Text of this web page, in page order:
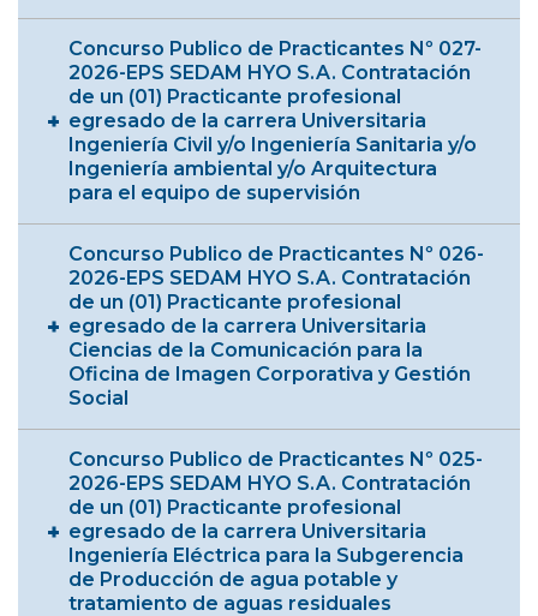
Concurso Publico de Practicantes Nº 027-
2026-EPS SEDAM HYO S.A. Contratación
de un (01) Practicante profesional
egresado de la carrera Universitaria
Ingeniería Civil y/o Ingeniería Sanitaria y/o
Ingeniería ambiental y/o Arquitectura
para el equipo de supervisión
Concurso Publico de Practicantes Nº 026-
2026-EPS SEDAM HYO S.A. Contratación
de un (01) Practicante profesional
egresado de la carrera Universitaria
Ciencias de la Comunicación para la
Oficina de Imagen Corporativa y Gestión
Social
Concurso Publico de Practicantes Nº 025-
2026-EPS SEDAM HYO S.A. Contratación
de un (01) Practicante profesional
egresado de la carrera Universitaria
Ingeniería Eléctrica para la Subgerencia
de Producción de agua potable y
tratamiento de aguas residuales